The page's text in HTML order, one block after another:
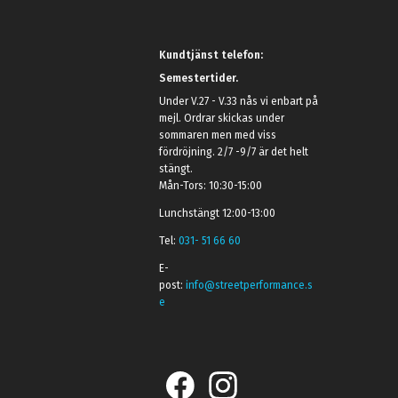
Kundtjänst telefon:
Semestertider.
Under V.27 - V.33 nås vi enbart på
mejl. Ordrar skickas under
sommaren men med viss
fördröjning. 2/7 -9/7 är det helt
stängt.
Mån-Tors: 10:30-15:00
Lunchstängt 12:00-13:00
Tel:031- 51 66 60
E-
post:info@streetperformance.s
e